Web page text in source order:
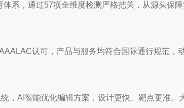
系，通过57项全维度检测严格把关，从源头保
认可，产品与服务均符合国际通行规范，
，AI智能优化编辑方案，设计更快、靶点更准